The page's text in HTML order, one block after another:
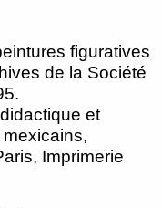
figuratives
de la Société
et
Imprimerie